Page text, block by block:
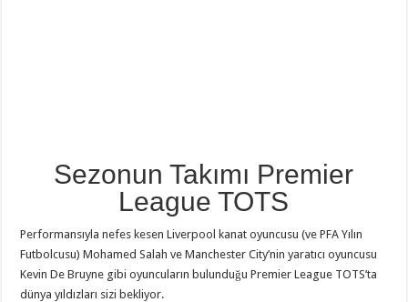
Sezonun Takımı Premier
League TOTS
Performansıyla nefes kesen Liverpool kanat oyuncusu (ve PFA Yılın
Futbolcusu) Mohamed Salah ve Manchester City’nin yaratıcı oyuncusu
Kevin De Bruyne gibi oyuncuların bulunduğu Premier League TOTS’ta
dünya yıldızları sizi bekliyor.